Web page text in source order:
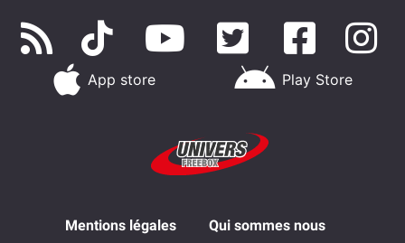
App store Play Store
Mentions légales Qui sommes nous